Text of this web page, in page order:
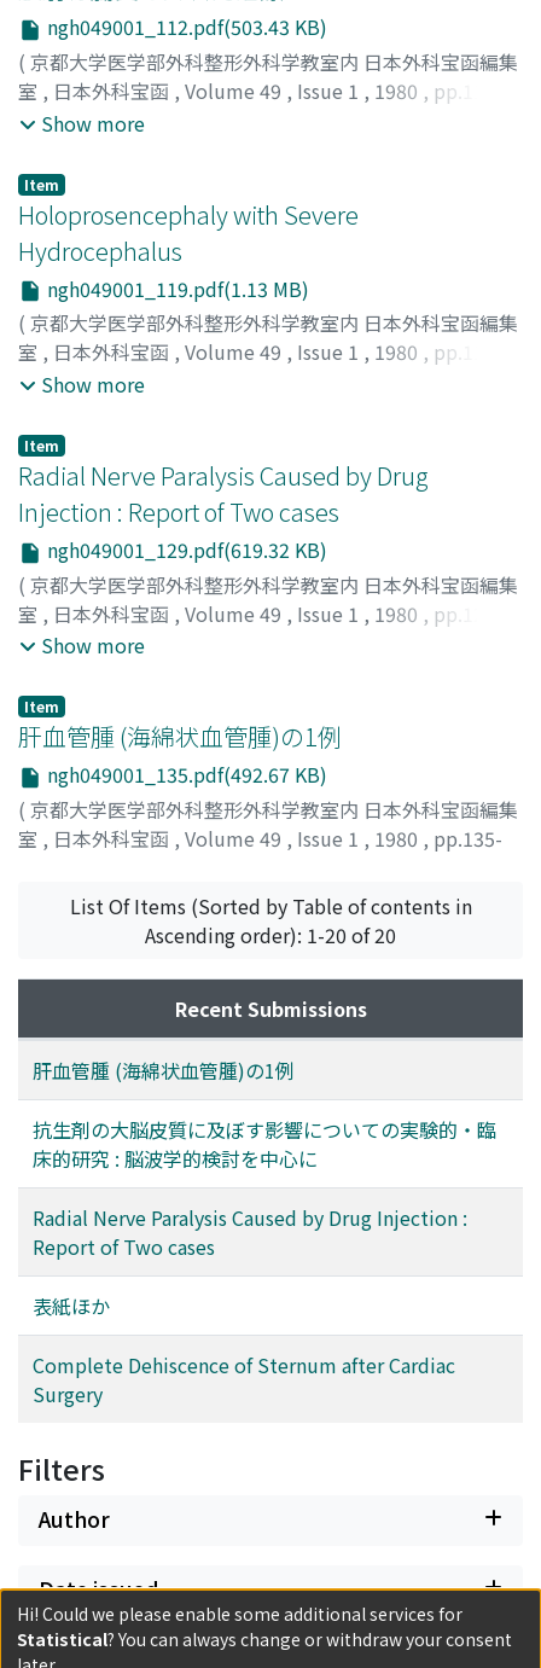
AKIHIKO
ngh049001_112.pdf(503.43 KB)
( 京都大学医学部外科整形外科学教室内 日本外科宝函編集
室 , 日本外科宝函 , Volume 49 , Issue 1 , 1980 , pp.112-
118)
本, 喜和男
田伏, 克惇;殿田, 重彦;IEDA, KATSUYUKI
MASAHARU
; URA, SHINZOH
HIROTA, KOHJI;ISHIMOTO, KIWAO
HIROTOSHI;IMAI, TOSHIKAZU;MATSUMOTO, KOHICHI
TABUSE, KATSUYOSHI;TONODA, SHIGEHIKO
Show more
Item
Holoprosencephaly with Severe
Hydrocephalus
ngh049001_119.pdf(1.13 MB)
( 京都大学医学部外科整形外科学教室内 日本外科宝函編集
室 , 日本外科宝函 , Volume 49 , Issue 1 , 1980 , pp.119-
128)
KUNIHIKO
半田, 肇 ;苧阪, 邦彦;森, 惟明;松田, 功
Show more
Item
Radial Nerve Paralysis Caused by Drug
Injection : Report of Two cases
ngh049001_129.pdf(619.32 KB)
( 京都大学医学部外科整形外科学教室内 日本外科宝函編集
室 , 日本外科宝函 , Volume 49 , Issue 1 , 1980 , pp.129-
134)
TSUNEOKA, HIDEYUKI
介;井上, 敦夫;伴, 真二郎;常岡, 秀行;
Show more
Item
肝血管腫 (海綿状血管腫)の1例
ngh049001_135.pdf(492.67 KB)
( 京都大学医学部外科整形外科学教室内 日本外科宝函編集
室 , 日本外科宝函 , Volume 49 , Issue 1 , 1980 , pp.135-
楊, 忠和;都志見, 久令男;YOH, TADAKAZU;TSUSHIMI,
List Of Items (Sorted by Table of contents in
Ascending order): 1-20 of 20
Recent Submissions
肝血管腫 (海綿状血管腫)の1例
抗生剤の大脳皮質に及ぼす影響についての実験的・臨
床的研究 : 脳波学的検討を中心に
Radial Nerve Paralysis Caused by Drug Injection :
Report of Two cases
表紙ほか
Complete Dehiscence of Sternum after Cardiac
Surgery
Filters
Author
Date issued
Classification
Hi! Could we please enable some additional services for
Statistical? You can always change or withdraw your consent